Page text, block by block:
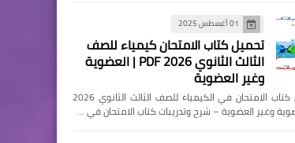
01 أغسطس 2025
تحميل كتاب الامتحان كيمياء للصف
الثالث الثانوي 2026 PDF | العضوية
وغير العضوية
📘 تحميل كتاب الامتحان في الكيمياء للصف الثالث الثانوي 2026